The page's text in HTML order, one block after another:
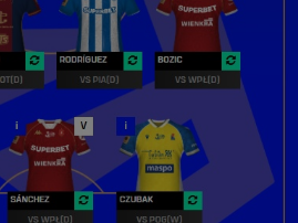
powyższych celach.
reklam dopasowanych do
serwisie jak i poza nim, w tym w
naszych partnerów. Marketingowe